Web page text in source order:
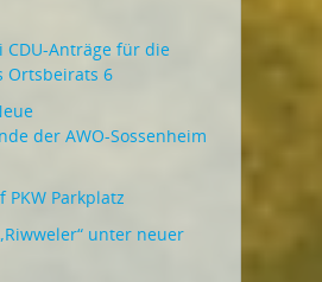
CDU-Anträge für die
Ortsbeirats 6
der AWO-Sossenheim
PKW Parkplatz
unter neuer